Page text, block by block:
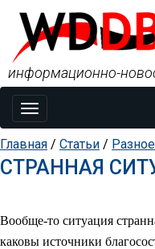
Toggle
navigation
информационно-
Главная / Статьи / Разное
СТРАННАЯ
Вообще-то ситуация
каковы источники